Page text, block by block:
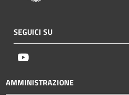
SEGUICI SU
AMMINISTRAZIONE